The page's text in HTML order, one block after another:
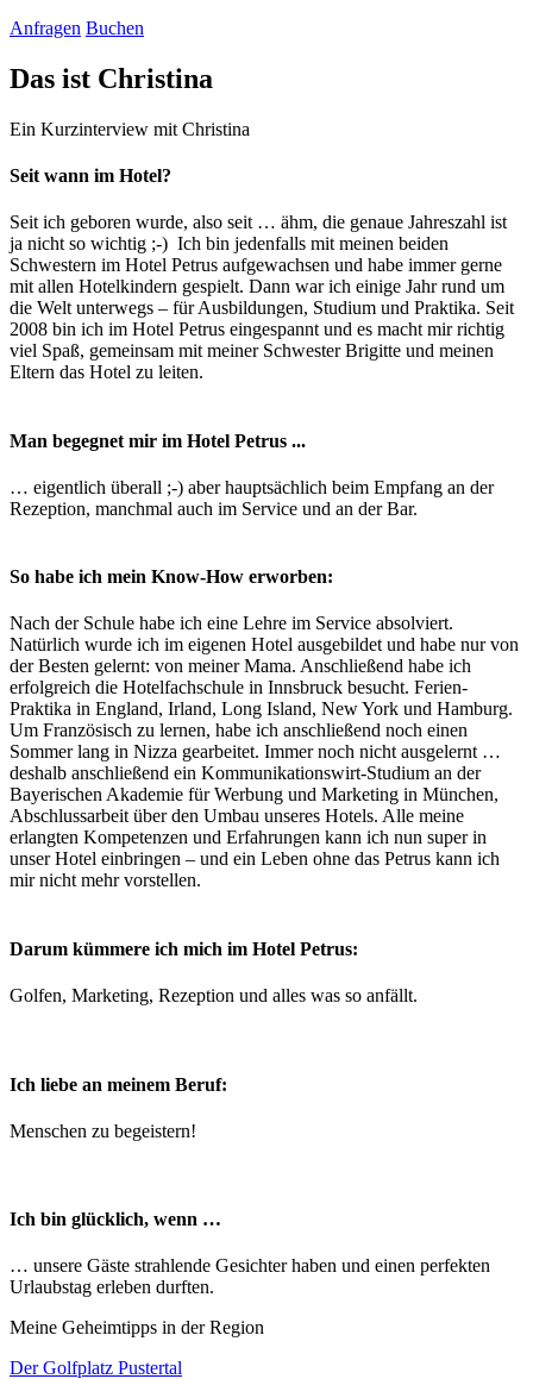
Anfragen Buchen
Das ist Christina
Ein Kurzinterview mit Christina
Seit wann im Hotel?
Seit ich geboren wurde, also seit … ähm, die genaue Jahreszahl ist
ja nicht so wichtig ;-) Ich bin jedenfalls mit meinen beiden
Schwestern im Hotel Petrus aufgewachsen und habe immer gerne
mit allen Hotelkindern gespielt. Dann war ich einige Jahr rund um
die Welt unterwegs – für Ausbildungen, Studium und Praktika. Seit
2008 bin ich im Hotel Petrus eingespannt und es macht mir richtig
viel Spaß, gemeinsam mit meiner Schwester Brigitte und meinen
Eltern das Hotel zu leiten.
Man begegnet mir im Hotel Petrus ...
… eigentlich überall ;-) aber hauptsächlich beim Empfang an der
Rezeption, manchmal auch im Service und an der Bar.
So habe ich mein Know-How erworben:
Nach der Schule habe ich eine Lehre im Service absolviert.
Natürlich wurde ich im eigenen Hotel ausgebildet und habe nur von
der Besten gelernt: von meiner Mama. Anschließend habe ich
erfolgreich die Hotelfachschule in Innsbruck besucht. Ferien-
Praktika in England, Irland, Long Island, New York und Hamburg.
Um Französisch zu lernen, habe ich anschließend noch einen
Sommer lang in Nizza gearbeitet. Immer noch nicht ausgelernt …
deshalb anschließend ein Kommunikationswirt-Studium an der
Bayerischen Akademie für Werbung und Marketing in München,
Abschlussarbeit über den Umbau unseres Hotels. Alle meine
erlangten Kompetenzen und Erfahrungen kann ich nun super in
unser Hotel einbringen – und ein Leben ohne das Petrus kann ich
mir nicht mehr vorstellen.
Darum kümmere ich mich im Hotel Petrus:
Golfen, Marketing, Rezeption und alles was so anfällt.
Ich liebe an meinem Beruf:
Menschen zu begeistern!
Ich bin glücklich, wenn …
… unsere Gäste strahlende Gesichter haben und einen perfekten
Urlaubstag erleben durften.
Meine Geheimtipps in der Region
Der Golfplatz Pustertal